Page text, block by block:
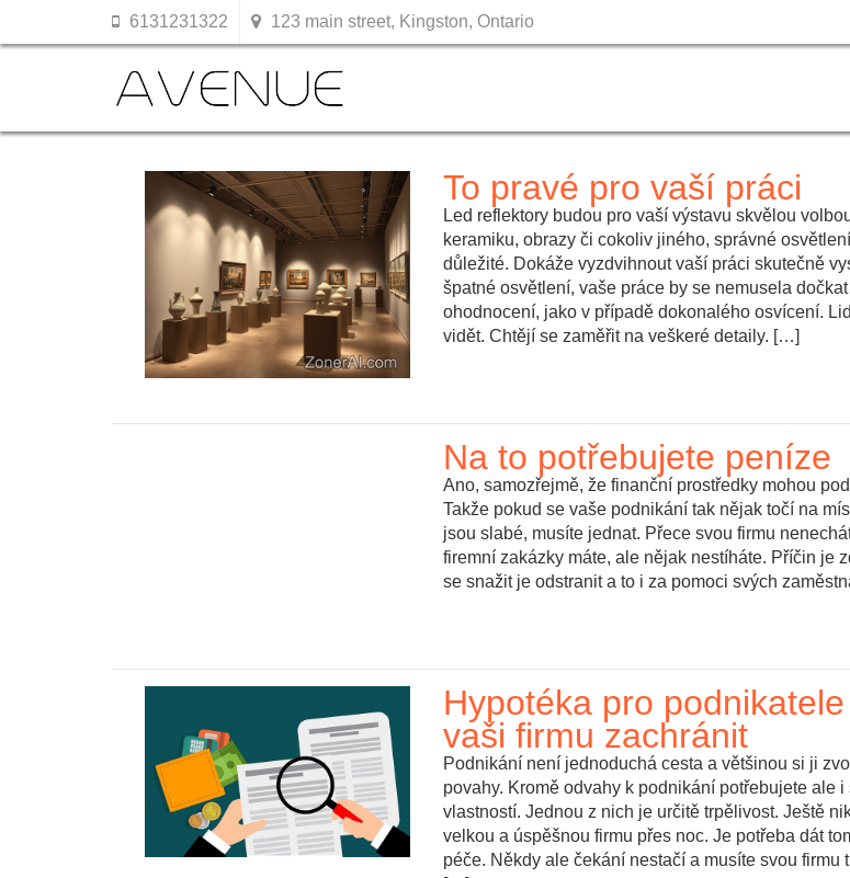
6131231322 123 main street, Kingston, Ontario
Skip
To pravé pro vaší práci
Led reflektory budou pro vaší výstavu skvělou
keramiku, obrazy či cokoliv jiného, správné
důležité. Dokáže vyzdvihnout vaší práci skutečně
špatné osvětlení, vaše práce by se nemusela
ohodnocení, jako v případě dokonalého osvícení.
vidět. Chtějí se zaměřit na veškeré detaily. […]
Na to potřebujete peníze
Ano, samozřejmě, že finanční prostředky mohou
Takže pokud se vaše podnikání tak nějak točí na
jsou slabé, musíte jednat. Přece svou firmu
firemní zakázky máte, ale nějak nestíháte. Příčin je
se snažit je odstranit a to i za pomoci svých
Hypotéka pro
vaši firmu zachránit
Podnikání není jednoduchá cesta a většinou si ji
povahy. Kromě odvahy k podnikání potřebujete ale
vlastností. Jednou z nich je určitě trpělivost. Ještě
velkou a úspěšnou firmu přes noc. Je potřeba dát
péče. Někdy ale čekání nestačí a musíte svou firmu